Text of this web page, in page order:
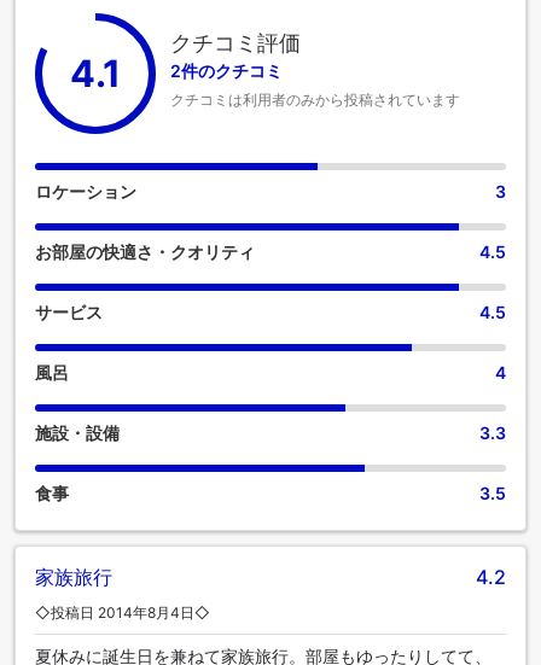
4.1
クチコミ評価
2件のクチコミ
クチコミは利用者のみから投稿されています
ロケーション 3
お部屋の快適さ・クオリティ 4.5
サービス 4.5
風呂 4
施設・設備 3.3
食事 3.5
家族旅行 4.2
◇投稿日 2014年8月4日◇
夏休みに誕生日を兼ねて家族旅行。部屋もゆったりしてて、